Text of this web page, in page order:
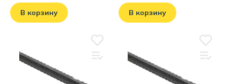
В корзину В корзину